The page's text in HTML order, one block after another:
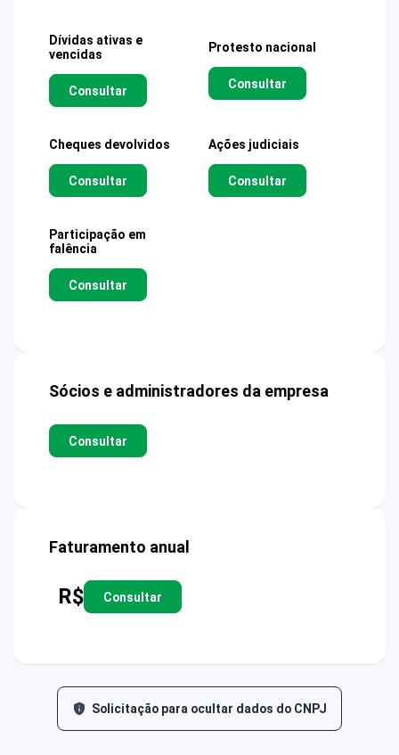
Dívidas ativas e
vencidas
Consultar
Protesto nacional
Consultar
Cheques devolvidos
Consultar
Ações judiciais
Consultar
Participação em
falência
Consultar
Sócios e administradores da empresa
Consultar
Faturamento anual
R$ Consultar
Solicitação para ocultar dados do CNPJ